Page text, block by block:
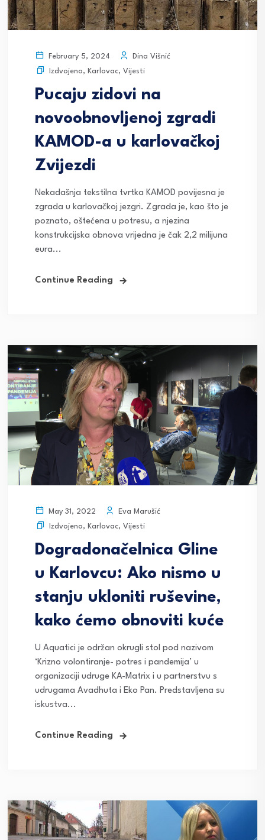
February 5, 2024
Dina Višnić
Izdvojeno, Karlovac, Vijesti
Pucaju zidovi na
novoobnovljenoj zgradi
KAMOD-a u karlovačkoj
Zvijezdi
Nekadašnja tekstilna tvrtka KAMOD povijesna je
zgrada u karlovačkoj jezgri. Zgrada je, kao što je
poznato, oštećena u potresu, a njezina
konstrukcijska obnova vrijedna je čak 2,2 milijuna
eura...
Continue Reading
May 31, 2022
Eva Marušić
Izdvojeno, Karlovac, Vijesti
Dogradonačelnica Gline
u Karlovcu: Ako nismo u
stanju ukloniti ruševine,
kako ćemo obnoviti kuće
U Aquatici je održan okrugli stol pod nazivom
‘Krizno volontiranje- potres i pandemija’ u
organizaciji udruge KA-Matrix i u partnerstvu s
udrugama Avadhuta i Eko Pan. Predstavljena su
iskustva...
Continue Reading